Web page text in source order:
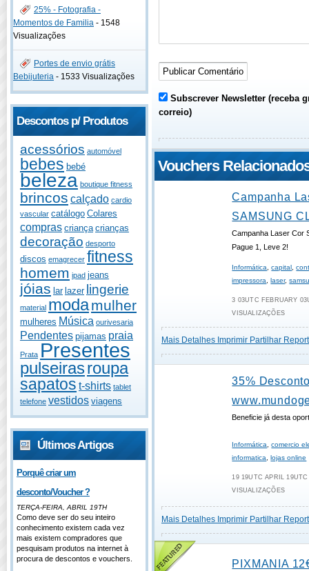
25% - Fotografia -
Momentos de Familia - 1548
Visualizações
Portes de envio grátis
Bebijuteria - 1533 Visualizações
Descontos p/ Produtos
acessórios automóvel
bebes bebé
beleza boutique fitness
brincos calçado cardio
vascular catálogo Colares
compras criança crianças
decoração desporto
discos emagrecer fitness
homem ipad jeans
jóias lar lazer lingerie
material modamulher
mulheres Música ourivesaria
Pendentes pijamas praia
Prata Presentes
pulseirasroupa
sapatos t-shirts tablet
telefone vestidos viagens
Últimos Artigos
Porquê criar um
desconto/Voucher ?
TERÇA-FEIRA, ABRIL 19TH
Como deve ser do seu inteiro
conhecimento existem cada vez
mais existem compradores que
pesquisam produtos na internet à
procura de descontos e vouchers.
Subscrever Newsletter (receba
correio)
Vouchers
Campanha
SAMSUNG
Campanha Laser Cor
Pague 1, Leve 2!
Informática ,capital ,
impressora
,laser,
3 03UTC FEBRUARY
VISUALIZAÇÕES
Mais Detalhes Imprimir Partilhar
35%
Beneficie já desta
Informática ,comercio
informatica
,lojas online
19 19UTC APRIL 19UTC
VISUALIZAÇÕES
Mais Detalhes Imprimir Partilhar
PIXMANIA